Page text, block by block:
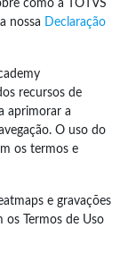
como a TOTVS
nossa Declaração
recursos de
aprimorar a
O uso do
os termos e
e gravações
os Termos de Uso